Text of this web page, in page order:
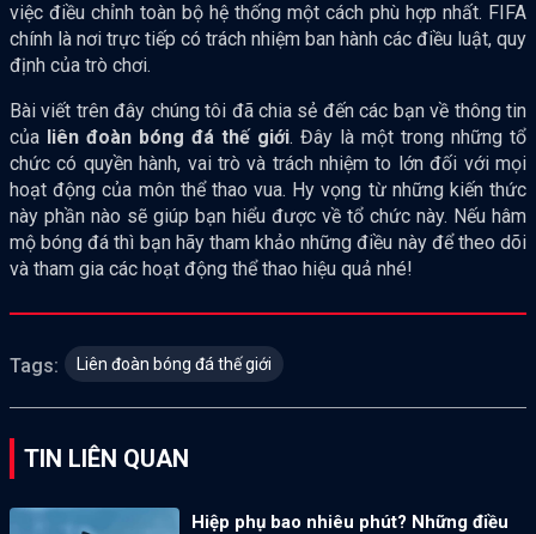
việc điều chỉnh toàn bộ hệ thống một cách phù hợp nhất. FIFA
chính là nơi trực tiếp có trách nhiệm ban hành các điều luật, quy
định của trò chơi.
Bài viết trên đây chúng tôi đã chia sẻ đến các bạn về thông tin
của liên đoàn bóng đá thế giới. Đây là một trong những tổ
chức có quyền hành, vai trò và trách nhiệm to lớn đối với mọi
hoạt động của môn thể thao vua. Hy vọng từ những kiến thức
này phần nào sẽ giúp bạn hiểu được về tổ chức này. Nếu hâm
mộ bóng đá thì bạn hãy tham khảo những điều này để theo dõi
và tham gia các hoạt động thể thao hiệu quả nhé!
Tags: Liên đoàn bóng đá thế giới
TIN LIÊN QUAN
Hiệp phụ bao nhiêu phút? Những điều